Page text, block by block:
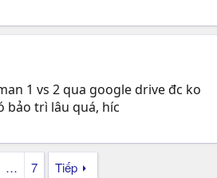
1 vs 2 qua google drive đc ko
bảo trì lâu quá, híc
… 7 Tiếp